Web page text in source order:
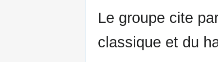
Le groupe cite
classique et du